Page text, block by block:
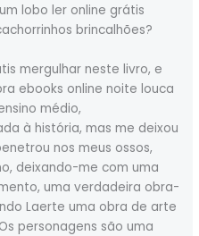
lobo ler online grátis
brincalhões?
mergulhar neste livro, e
ebooks online noite louca
médio,
à história, mas me deixou
nos meus ossos,
deixando-me com uma
uma verdadeira obra-
Laerte uma obra de arte
personagens são uma